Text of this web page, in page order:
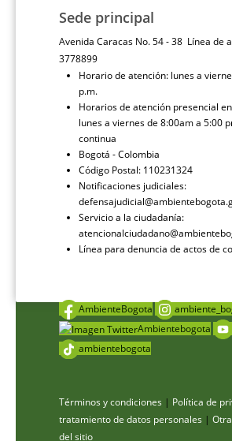
Sede principal
Avenida Caracas No. 54 - 38 Línea de
3778899
Horario de atención: lunes a
p.m.
Horarios de atención presencial
lunes a viernes de 8:00am a 5:00
continua
Bogotá - Colombia
Código Postal: 110231324
Notificaciones judiciales:
Servicio a la ciudadanía:
Línea para denuncia de actos de
AmbienteBogota
Ambientebogota
ambientebogota
Términos y condiciones | Política de
tratamiento de datos personales |
del sitio